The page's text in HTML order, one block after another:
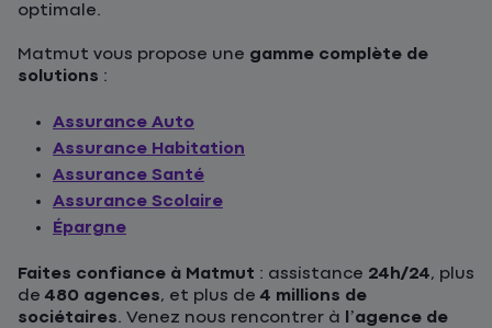
optimale.
Matmut vous propose une gamme complète de
solutions :
Assurance Auto
Assurance Habitation
Assurance Santé
Assurance Scolaire
Épargne
Faites confiance à Matmut : assistance 24h/24, plus
de 480 agences, et plus de 4 millions de
sociétaires. Venez nous rencontrer à l’agence de